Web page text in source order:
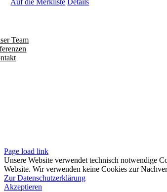
Auf die Merkliste Details
Team
Page load link
Unsere Website verwendet technisch notwendige
Website. Wir verwenden keine Cookies zur
Zur Datenschutzerklärung
Akzeptieren